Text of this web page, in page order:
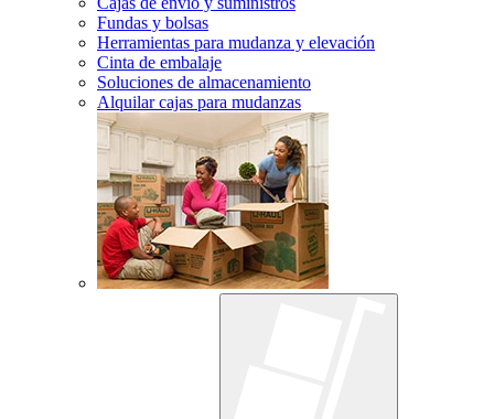
Fundas y bolsas
Herramientas para mudanza y elevación
Cinta de embalaje
Soluciones de almacenamiento
Alquilar cajas para mudanzas